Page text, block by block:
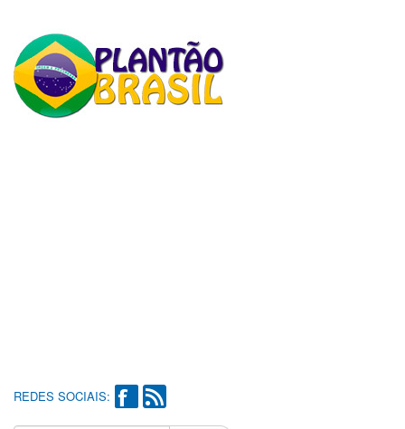
REDES SOCIAIS: